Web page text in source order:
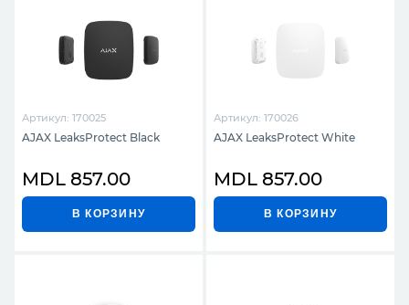
Артикул: 170025
AJAX LeaksProtect Black
MDL 857.00
В КОРЗИНУ
Артикул: 170026
AJAX LeaksProtect White
MDL 857.00
В КОРЗИНУ